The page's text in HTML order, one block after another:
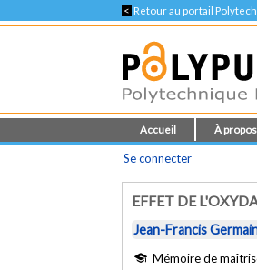
< Retour au portail
Accueil À propos
Se connecter
EFFET DE
Jean-Francis
Mémoire de